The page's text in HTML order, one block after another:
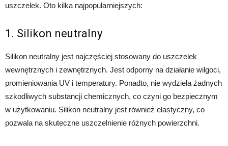
uszczelek. Oto kilka najpopularniejszych:
1. Silikon neutralny
Silikon neutralny jest najczęściej stosowany do uszczelek
wewnętrznych i zewnętrznych. Jest odporny na działanie wilgoci,
promieniowania UV i temperatury. Ponadto, nie wydziela żadnych
szkodliwych substancji chemicznych, co czyni go bezpiecznym
w użytkowaniu. Silikon neutralny jest również elastyczny, co
pozwala na skuteczne uszczelnienie różnych powierzchni.